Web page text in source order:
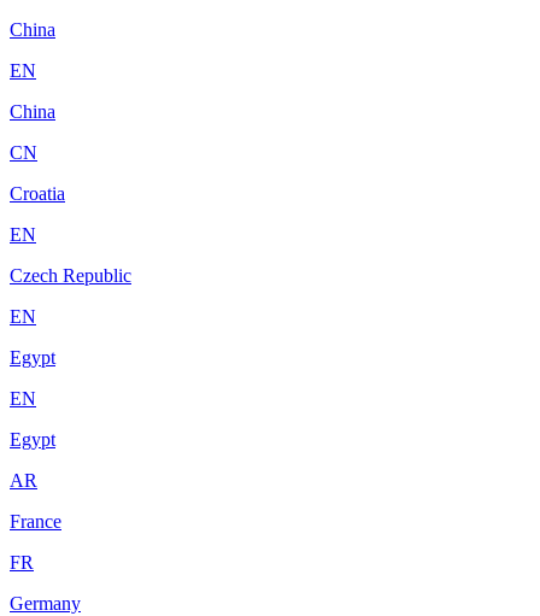
China
EN
China
CN
Croatia
EN
Czech Republic
EN
Egypt
EN
Egypt
AR
France
FR
Germany